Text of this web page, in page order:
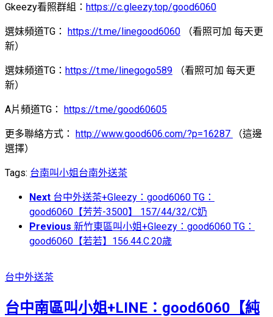
Gkeezy看照群組： https://c.gleezy.top/good6060
選妹頻道TG： https://t.me/linegood6060 （看照可加 每天更
新）
選妹頻道TG： https://t.me/linegogo589 （看照可加 每天更
新）
A片頻道TG： https://t.me/good60605
更多聯絡方式： http://www.good606.com/?p=16287
（這邊
選擇）
Tags: 台南叫小姐 台南外送茶
Next 台中外送茶+Gleezy：good6060 TG：
good6060【芳芳-3500】 157/44/32/C奶
Previous 新竹東區叫小姐+Gleezy：good6060 TG：
good6060【若若】156.44.C.20歲
台中外送茶
台中南區叫小姐+LINE：good6060【純